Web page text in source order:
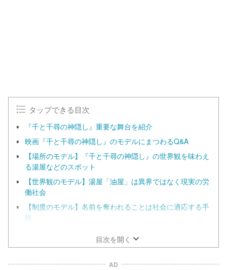
タップできる目次
『千と千尋の神隠し』重要な舞台を紹介
映画『千と千尋の神隠し』のモデルにまつわるQ&A
【場所のモデル】『千と千尋の神隠し』の世界観を味わえ
る湯屋などのスポット
【世界観のモデル】湯屋「油屋」は異界ではなく現実の労
働社会
【制度のモデル】名前を奪われることは社会に適応する手
段
目次を開く
AD